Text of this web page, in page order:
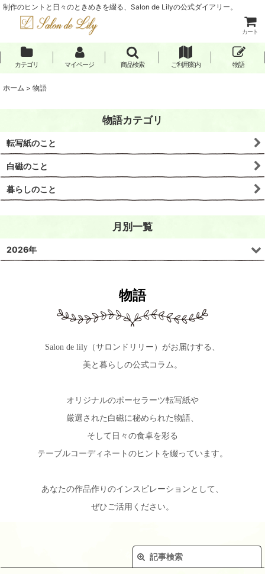
制作のヒントと日々のときめきを綴る、Salon de Lilyの公式ダイアリー。
カート
カテゴリ マイページ 商品検索 ご利用案内 物語
ホーム > 物語
物語
Salon de lily（サロンドリリー）がお届けする、
美と暮らしの公式コラム。
オリジナルのポーセラーツ転写紙や
厳選された白磁に秘められた物語、
そして日々の食卓を彩る
テーブルコーディネートのヒントを綴っています。
あなたの作品作りのインスピレーションとして、
ぜひご活用ください。
記事検索
物語カテゴリ
転写紙のこと
白磁のこと
暮らしのこと
月別一覧
2026年